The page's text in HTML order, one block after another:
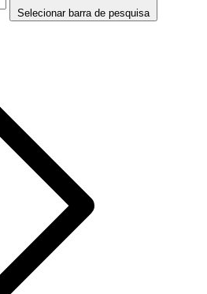
Selecionar barra de pesquisa